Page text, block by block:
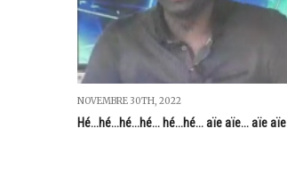
NOVEMBRE 30TH, 2022
Hé...hé...hé...hé... hé...hé... aïe aïe... aïe aïe